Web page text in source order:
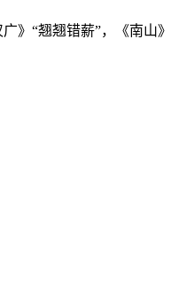
》“翘翘错薪”，《南山》